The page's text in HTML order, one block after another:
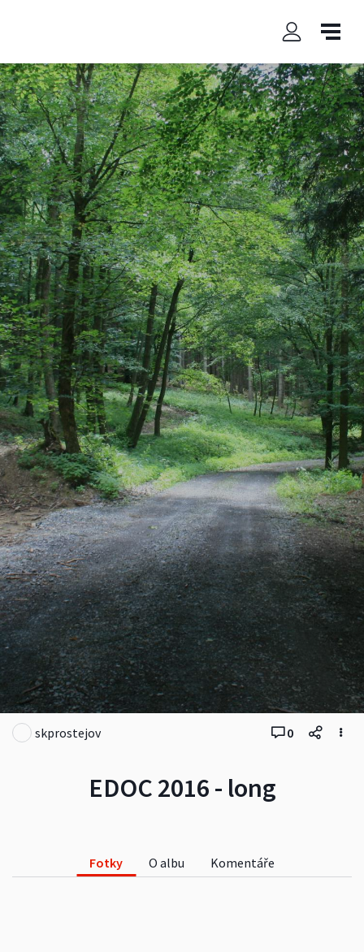
EDOC 2016 - long
skprostejov 0
Fotky O albu Komentáře